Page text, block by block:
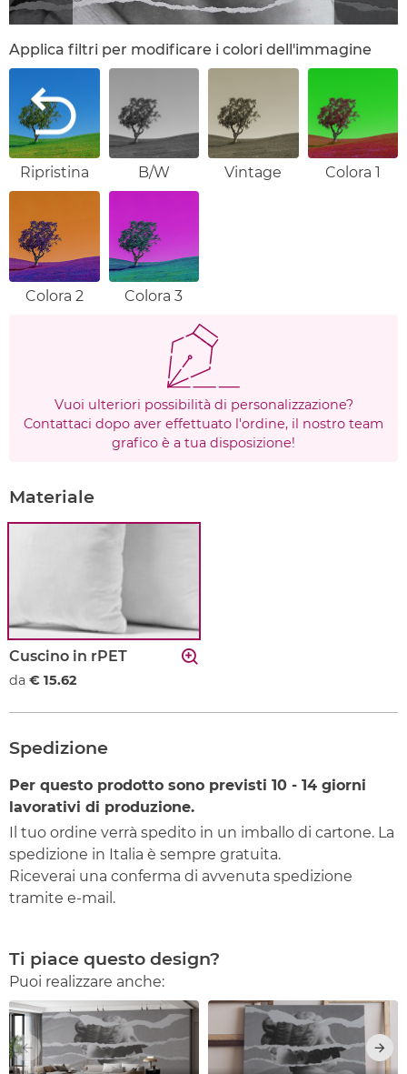
Applica filtri per modificare i colori dell'immagine
Ripristina B/W Vintage Colora 1
Colora 2 Colora 3
Vuoi ulteriori possibilità di personalizzazione?
Contattaci dopo aver effettuato l'ordine, il nostro team
grafico è a tua disposizione!
Materiale
Cuscino in rPET
da € 15.62
Spedizione
Per questo prodotto sono previsti 10 - 14 giorni
lavorativi di produzione.
Il tuo ordine verrà spedito in un imballo di cartone. La
spedizione in Italia è sempre gratuita.
Riceverai una conferma di avvenuta spedizione
tramite e-mail.
Ti piace questo design?
Puoi realizzare anche: